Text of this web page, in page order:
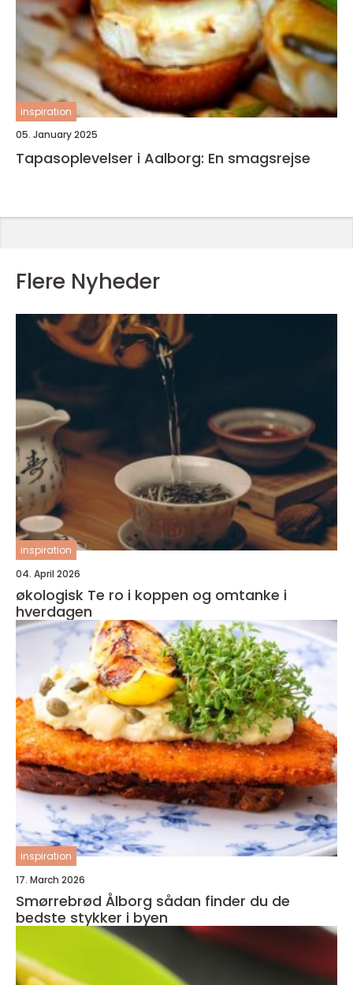
inspiration
05. January 2025
Tapasoplevelser i Aalborg: En smagsrejse
Flere Nyheder
inspiration
04. April 2026
økologisk Te ro i koppen og omtanke i
hverdagen
inspiration
17. March 2026
Smørrebrød Ålborg sådan finder du de
bedste stykker i byen